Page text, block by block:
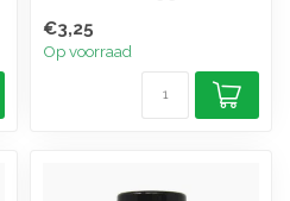
€3,25
Op voorraad